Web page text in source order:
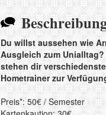
Du willst aussehen wie
Ausgleich zum
stehen dir
Hometrainer zur
Preis*: 50€ / Semester